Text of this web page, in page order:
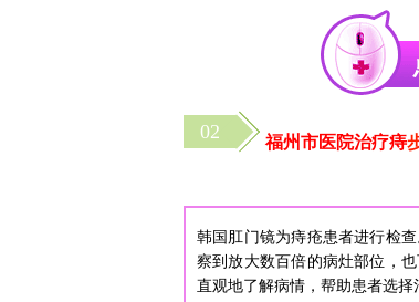
02 福州市医院治疗痔
韩国肛门镜为痔疮患者进行检
察到放大数百倍的病灶部位，
直观地了解病情，帮助患者选择